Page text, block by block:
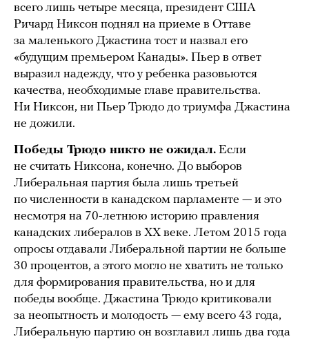
всего лишь четыре месяца, президент США
Ричард Никсон поднял на приеме в Оттаве
за маленького Джастина тост и назвал его
«будущим премьером Канады». Пьер в ответ
выразил надежду, что у ребенка разовьются
качества, необходимые главе правительства.
Ни Никсон, ни Пьер Трюдо до триумфа Джастина
не дожили.
Победы Трюдо никто не ожидал. Если
не считать Никсона, конечно. До выборов
Либеральная партия была лишь третьей
по численности в канадском парламенте — и это
несмотря на 70-летнюю историю правления
канадских либералов в XX веке. Летом 2015 года
опросы отдавали Либеральной партии не больше
30 процентов, а этого могло не хватить не только
для формирования правительства, но и для
победы вообще. Джастина Трюдо критиковали
за неопытность и молодость — ему всего 43 года,
Либеральную партию он возглавил лишь два года